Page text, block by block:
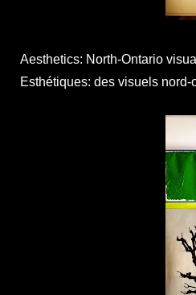
Aesthetics: North-Ontario
Esthétiques: des visuels